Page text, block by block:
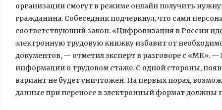
организации смогут в режиме онлайн получить
гражданина. Собеседник подчеркнул, что сами
соответствующий закон. «Цифровизация в России
электронную трудовую книжку избавит от
документов, — отметил эксперт в разговоре с «МК».
информации о трудовом стаже. С одной стороны,
вариант не будет уничтожен. На первых порах,
данные при переносе в электронный формат должны